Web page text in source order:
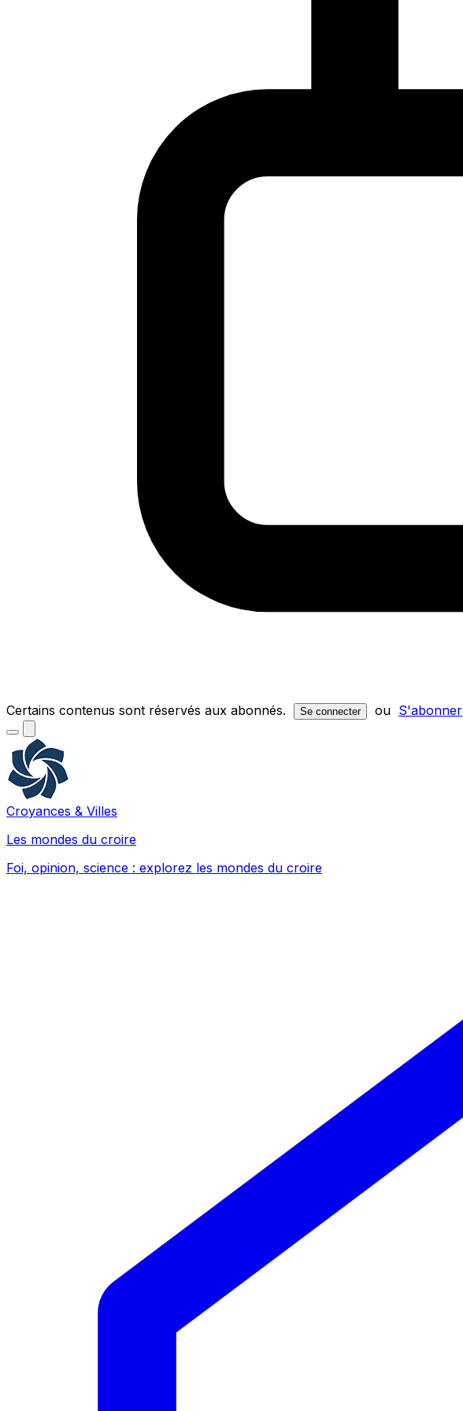
Certains contenus sont réservés aux abonnés. Se connecter ou S'abonner
Croyances & Villes
Les mondes du croire
Foi, opinion, science : explorez les mondes du croire